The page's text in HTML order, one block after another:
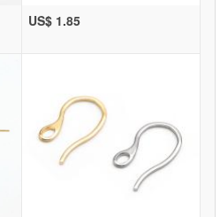
US$ 1.85